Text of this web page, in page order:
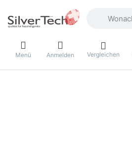
Menü Anmelden Vergleichen